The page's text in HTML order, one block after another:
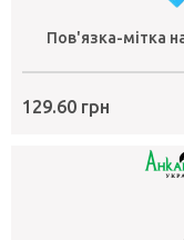
Пов'язка-мітка
129.60 грн